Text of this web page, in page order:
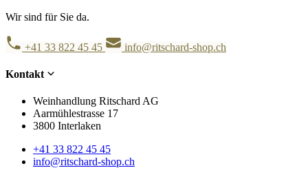
Wir sind für Sie da.
+41 33 822 45 45 info@ritschard-shop.ch
Kontakt
Weinhandlung Ritschard AG
Aarmühlestrasse 17
3800 Interlaken
+41 33 822 45 45
info@ritschard-shop.ch